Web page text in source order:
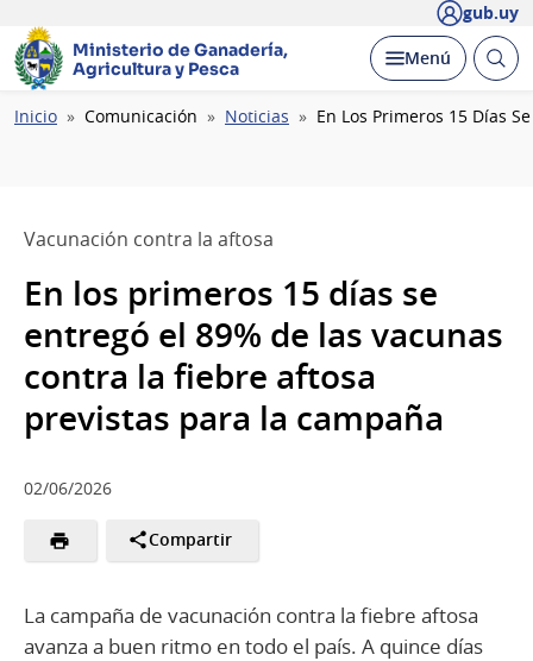
gub.uy
Ministerio de Ganadería,
Agricultura y Pesca
Desplegar
Menú Abrir
Ruta
Inicio Comunicación Noticias En Los Primeros 15 Días
Vacunación contra la aftosa
En los primeros 15 días se
entregó el 89% de las vacunas
contra la fiebre aftosa
previstas para la campaña
02/06/2026
Compartir
La campaña de vacunación contra la fiebre aftosa
avanza a buen ritmo en todo el país. A quince días